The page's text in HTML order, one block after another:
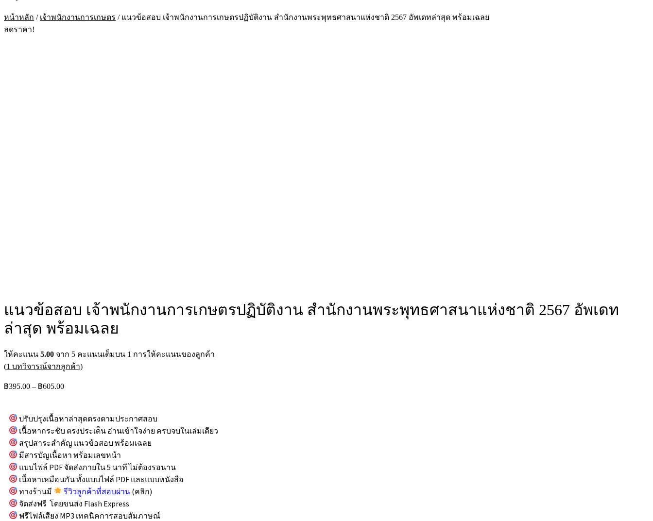
หน้าหลัก / เจ้าพนักงานการเกษตร / แนวข้อสอบ เจ้าพนักงานการเกษตรปฏิบัติงาน สำนักงานพระพุทธศาสนาแห่งชาติ 2567 อัพเดทล่าสุด พร้อมเฉลย
ลดราคา!
แนวข้อสอบ เจ้าพนักงานการเกษตรปฏิบัติงาน สำนักงานพระพุทธศาสนาแห่งชาติ 2567 อัพเดท
ล่าสุด พร้อมเฉลย
ให้คะแนน 5.00 จาก 5 คะแนนเต็มบน 1 การให้คะแนนของลูกค้า
(1 บทวิจารณ์จากลูกค้า)
฿395.00 – ฿605.00
ปรับปรุงเนื้อหาล่าสุดตรงตามประกาศสอบ
เนื้อหากระชับ ตรงประเด็น อ่านเข้าใจง่าย ครบจบในเล่มเดียว
สรุปสาระสำคัญ แนวข้อสอบ พร้อมเฉลย
มีสารบัญเนื้อหา พร้อมเลขหน้า
แบบไฟล์ PDF จัดส่งภายใน 5 นาที ไม่ต้องรอนาน
เนื้อหาเหมือนกัน ทั้งแบบไฟล์ PDF และแบบหนังสือ
ทางร้านมี
รีวิวลูกค้าที่สอบผ่าน (คลิก)
จัดส่งฟรี โดยขนส่ง Flash Express
ฟรีไฟล์เสียง MP3 เทคนิคการสอบสัมภาษณ์